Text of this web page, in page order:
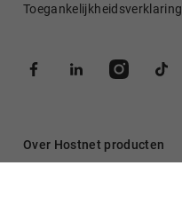
Toegankelijkheidsverklaring
Over Hostnet producten